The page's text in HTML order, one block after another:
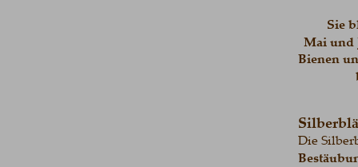
Sie
Mai
Bienen
Die